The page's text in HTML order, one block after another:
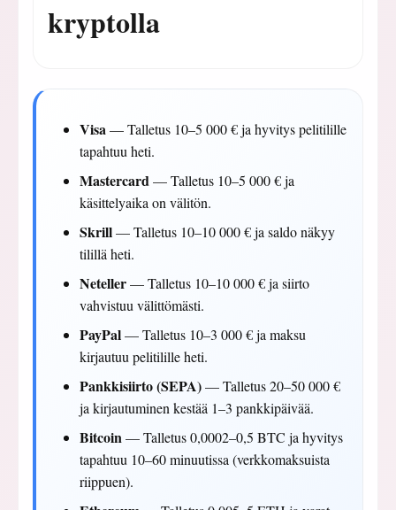
kryptolla
Visa — Talletus 10–5 000 € ja hyvitys pelitilille
tapahtuu heti.
Mastercard — Talletus 10–5 000 € ja
käsittelyaika on välitön.
Skrill— Talletus 10–10 000 € ja saldo näkyy
tilillä heti.
Neteller— Talletus 10–10 000 € ja siirto
vahvistuu välittömästi.
PayPal— Talletus 10–3 000 € ja maksu
kirjautuu pelitilille heti.
Pankkisiirto (SEPA)— Talletus 20–50 000 €
ja kirjautuminen kestää 1–3 pankkipäivää.
Bitcoin — Talletus 0,0002–0,5 BTC ja hyvitys
tapahtuu 10–60 minuutissa (verkkomaksuista
riippuen).